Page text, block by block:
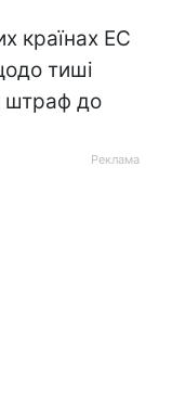
країнах ЕС
тиші
штраф до